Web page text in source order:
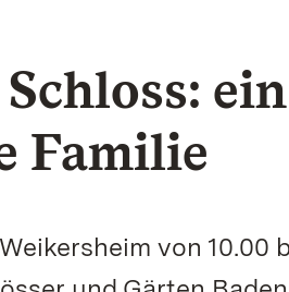
ein
Familie
von 10.00